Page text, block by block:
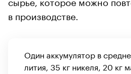
в производстве.
Один аккумулятор в
лития, 35 кг никеля, 20 кг